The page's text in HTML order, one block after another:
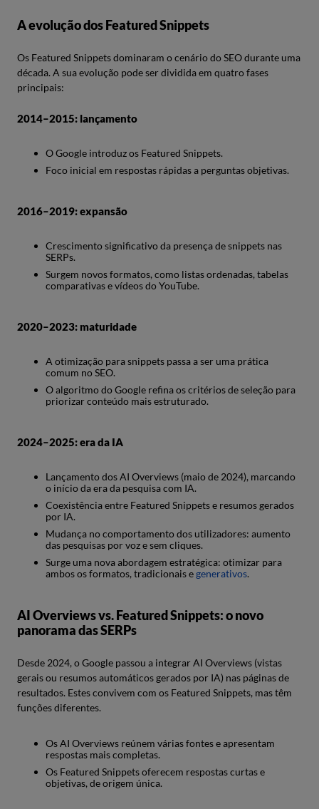
A evolução dos Featured Snippets
Os Featured Snippets dominaram o cenário do SEO durante uma
década. A sua evolução pode ser dividida em quatro fases
principais:
2014–2015: lançamento
O Google introduz os Featured Snippets.
Foco inicial em respostas rápidas a perguntas objetivas.
2016–2019: expansão
Crescimento significativo da presença de snippets nas
SERPs.
Surgem novos formatos, como listas ordenadas, tabelas
comparativas e vídeos do YouTube.
2020–2023: maturidade
A otimização para snippets passa a ser uma prática
comum no SEO.
O algoritmo do Google refina os critérios de seleção para
priorizar conteúdo mais estruturado.
2024–2025: era da IA
Lançamento dos AI Overviews (maio de 2024), marcando
o início da era da pesquisa com IA.
Coexistência entre Featured Snippets e resumos gerados
por IA.
Mudança no comportamento dos utilizadores: aumento
das pesquisas por voz e sem cliques.
Surge uma nova abordagem estratégica: otimizar para
ambos os formatos, tradicionais e generativos.
AI Overviews vs. Featured Snippets: o novo
panorama das SERPs
Desde 2024, o Google passou a integrar AI Overviews (vistas
gerais ou resumos automáticos gerados por IA) nas páginas de
resultados. Estes convivem com os Featured Snippets, mas têm
funções diferentes.
Os AI Overviews reúnem várias fontes e apresentam
respostas mais completas.
Os Featured Snippets oferecem respostas curtas e
objetivas, de origem única.